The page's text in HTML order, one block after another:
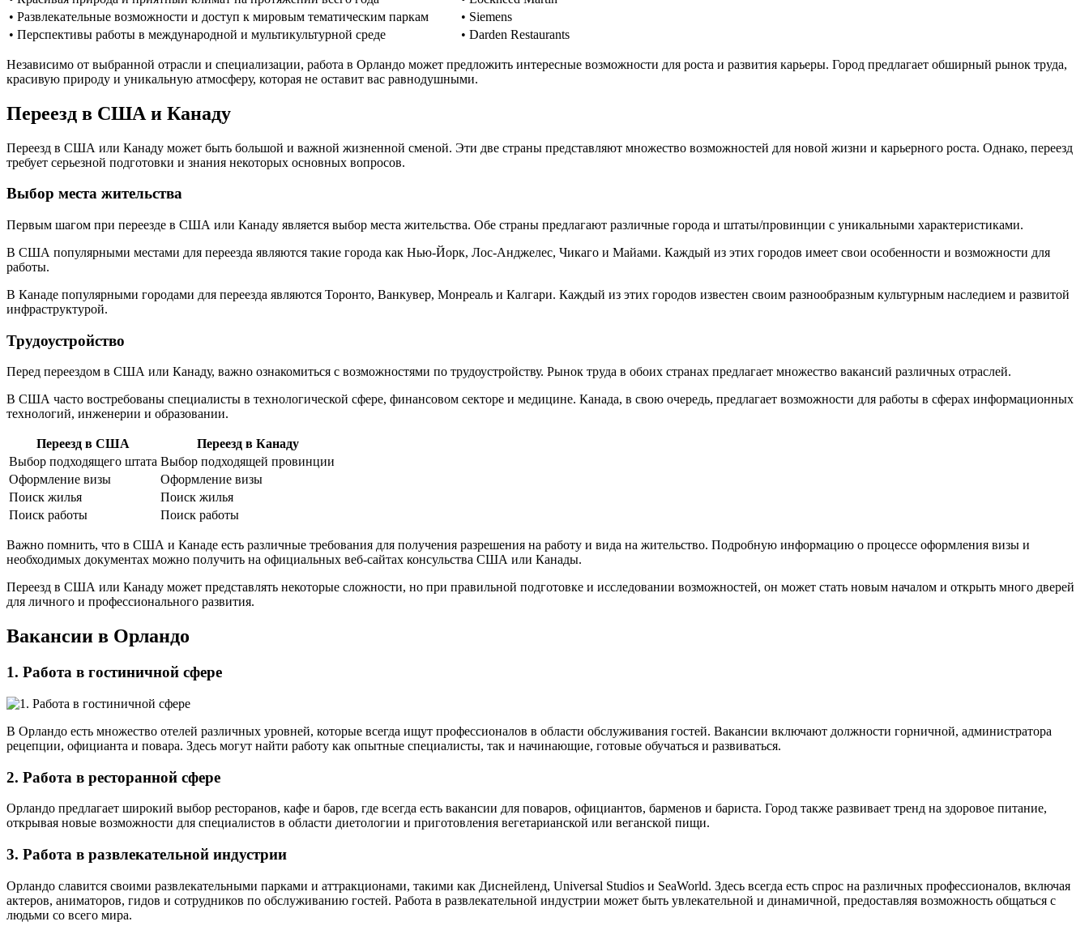
• Развлекательные возможности и доступ к мировым тематическим паркам
• Siemens
• Перспективы работы в международной и мультикультурной среде
• Darden Restaurants
Независимо от выбранной отрасли и специализации, работа в Орландо может предложить интересные возможности для роста и развития карьеры. Город предлагает обширный рынок труда,
красивую природу и уникальную атмосферу, которая не оставит вас равнодушными.
Переезд в США и Канаду
Переезд в США или Канаду может быть большой и важной жизненной сменой. Эти две страны представляют множество возможностей для новой жизни и карьерного роста. Однако, переезд
требует серьезной подготовки и знания некоторых основных вопросов.
Выбор места жительства
Первым шагом при переезде в США или Канаду является выбор места жительства. Обе страны предлагают различные города и штаты/провинции с уникальными характеристиками.
В США популярными местами для переезда являются такие города как Нью-Йорк, Лос-Анджелес, Чикаго и Майами. Каждый из этих городов имеет свои особенности и возможности для
работы.
В Канаде популярными городами для переезда являются Торонто, Ванкувер, Монреаль и Калгари. Каждый из этих городов известен своим разнообразным культурным наследием и развитой
инфраструктурой.
Трудоустройство
Перед переездом в США или Канаду, важно ознакомиться с возможностями по трудоустройству. Рынок труда в обоих странах предлагает множество вакансий различных отраслей.
В США часто востребованы специалисты в технологической сфере, финансовом секторе и медицине. Канада, в свою очередь, предлагает возможности для работы в сферах информационных
технологий, инженерии и образовании.
Переезд в США
Переезд в Канаду
Выбор подходящего штата Выбор подходящей провинции
Оформление визы
Оформление визы
Поиск жилья
Поиск жилья
Поиск работы
Поиск работы
Важно помнить, что в США и Канаде есть различные требования для получения разрешения на работу и вида на жительство. Подробную информацию о процессе оформления визы и
необходимых документах можно получить на официальных веб-сайтах консульства США или Канады.
Переезд в США или Канаду может представлять некоторые сложности, но при правильной подготовке и исследовании возможностей, он может стать новым началом и открыть много дверей
для личного и профессионального развития.
Вакансии в Орландо
1. Работа в гостиничной сфере
В Орландо есть множество отелей различных уровней, которые всегда ищут профессионалов в области обслуживания гостей. Вакансии включают должности горничной, администратора
рецепции, официанта и повара. Здесь могут найти работу как опытные специалисты, так и начинающие, готовые обучаться и развиваться.
2. Работа в ресторанной сфере
Орландо предлагает широкий выбор ресторанов, кафе и баров, где всегда есть вакансии для поваров, официантов, барменов и бариста. Город также развивает тренд на здоровое питание,
открывая новые возможности для специалистов в области диетологии и приготовления вегетарианской или веганской пищи.
3. Работа в развлекательной индустрии
Орландо славится своими развлекательными парками и аттракционами, такими как Диснейленд, Universal Studios и SeaWorld. Здесь всегда есть спрос на различных профессионалов, включая
актеров, аниматоров, гидов и сотрудников по обслуживанию гостей. Работа в развлекательной индустрии может быть увлекательной и динамичной, предоставляя возможность общаться с
людьми со всего мира.